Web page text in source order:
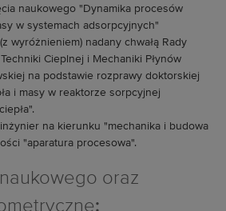
naukowego "Dynamika procesów
w systemach adsorpcyjnych"
wyróżnieniem) nadany chwałą Rady
Cieplnej i Mechaniki Płynów
na podstawie rozprawy doktorskiej
i masy w reaktorze sorpcyjnej
na kierunku "mechanika i budowa
"aparatura procesowa".
oraz
: